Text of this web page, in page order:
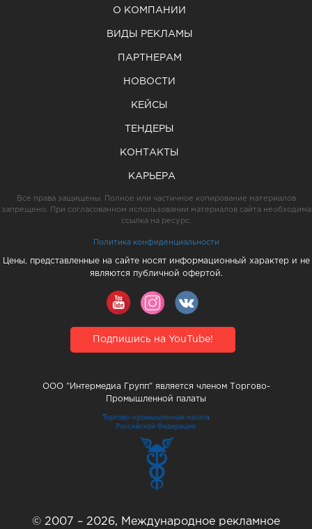
О КОМПАНИИ
ВИДЫ РЕКЛАМЫ
ПАРТНЕРАМ
НОВОСТИ
КЕЙСЫ
ТЕНДЕРЫ
КОНТАКТЫ
КАРЬЕРА
Все права защищены. Полное или частичное копирование материалов
запрещено. При согласованном использовании материалов сайта необходима
ссылка на ресурс.
Политика конфиденциальности
Цены, представленные на сайте носят информационный характер и не
являются публичной офертой.
Подпишись на YouTube!
ООО "Интермедиа Групп" является членом Торгово-
Промышленной палаты
© 2007 – 2026, Международное рекламное